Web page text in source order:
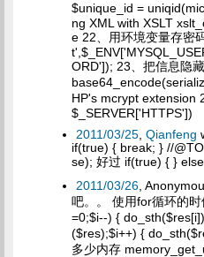
$unique_id =
ng XML with XSLT
e 22、用环境变量存密
ORD']); 23、把信息隐
HP's mcrypt extension
$_SERVER['HTTPS'])
2011/03/25 ,Qianfeng
if(true) { break; } //
se); 好过 if(true) { }
2011/03/26 ,
吧。。 使用for循环的
=0;$i--) {
($res);$i++) {
多少内存